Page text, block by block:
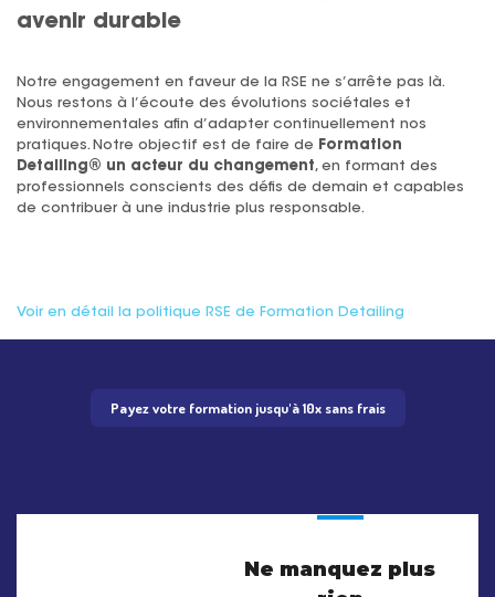
avenir durable
Notre engagement en faveur de la RSE ne s’arrête pas là.
Nous restons à l’écoute des évolutions sociétales et
environnementales afin d’adapter continuellement nos
pratiques. Notre objectif est de faire de
Formation
Detailing® un acteur du changement, en formant des
professionnels conscients des défis de demain et capables
de contribuer à une industrie plus responsable.
Voir en détail la politique RSE de Formation Detailing
Payez votre formation jusqu'à 10x sans frais
Ne manquez plus